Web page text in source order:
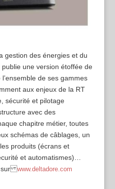
gestion des énergies et du
une version étoffée de
de ses gammes
aux enjeux de la RT
sécurité et pilotage
avec des
chapitre métier, toutes
schémas de câblages, un
produits (écrans et
et automatismes)…
surwww.deltadore.com